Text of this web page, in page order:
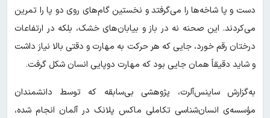
دست و پا شاخه‌ها را می‌گرفتد و نخستین گام‌های روی دو پا را تمرین
می‌کردند. این صحنه نه در باز و بیابان‌های خشک، بلکه در ارتفاعات
درختان رقم خورد، جایی که هر حرکت به مهارت و دقتی بالا نیاز داشت
و شاید دقیقاً همان جایی بود که مهارت دوپایی انسان شکل گرفت.
به‌گزارش ساینس‌آلرت، پژوهشی بی‌سابقه که توسط دانشمندان
مؤسسه‌ی انسان‌شناسی تکاملی ماکس پلانک در آلمان انجام شده،